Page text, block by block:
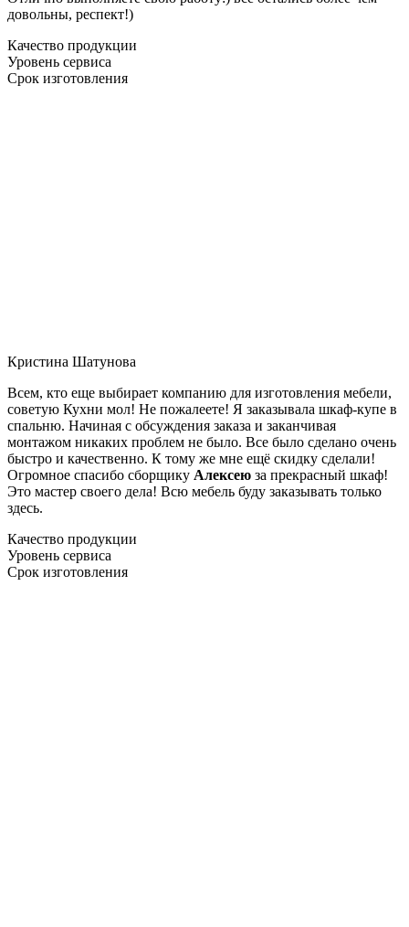
довольны, респект!)
Качество продукции
Уровень сервиса
Срок изготовления
Кристина Шатунова
Всем, кто еще выбирает компанию для изготовления мебели,
советую Кухни мол! Не пожалеете! Я заказывала шкаф-купе в
спальню. Начиная с обсуждения заказа и заканчивая
монтажом никаких проблем не было. Все было сделано очень
быстро и качественно. К тому же мне ещё скидку сделали!
Огромное спасибо сборщику Алексею за прекрасный шкаф!
Это мастер своего дела! Всю мебель буду заказывать только
здесь.
Качество продукции
Уровень сервиса
Срок изготовления